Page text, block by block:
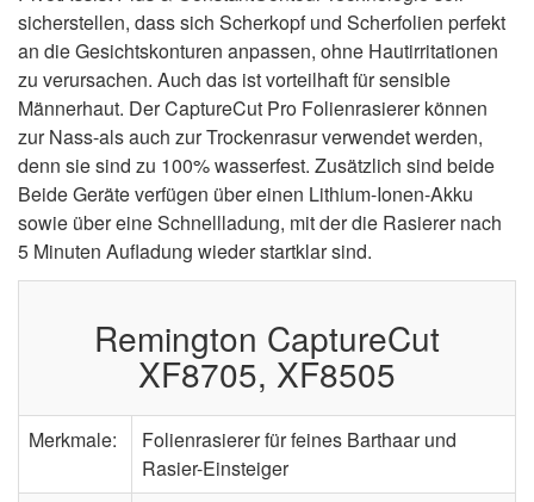
sicherstellen, dass sich Scherkopf und Scherfolien perfekt
an die Gesichtskonturen anpassen, ohne Hautirritationen
zu verursachen. Auch das ist vorteilhaft für sensible
Männerhaut. Der CaptureCut Pro Folienrasierer können
zur Nass-als auch zur Trockenrasur verwendet werden,
denn sie sind zu 100% wasserfest. Zusätzlich sind beide
Beide Geräte verfügen über einen Lithium-Ionen-Akku
sowie über eine Schnellladung, mit der die Rasierer nach
5 Minuten Aufladung wieder startklar sind.
Remington CaptureCut
XF8705, XF8505
Merkmale:
Folienrasierer für feines Barthaar und
Rasier-Einsteiger